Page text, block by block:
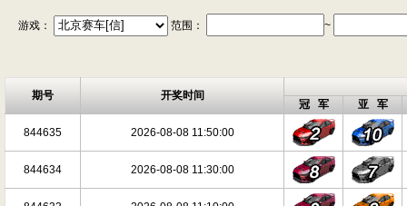
游戏： 范围： ~
期号 开奖时间
冠 军 亚 军
844635 2026-08-08 11:50:00
844634 2026-08-08 11:30:00